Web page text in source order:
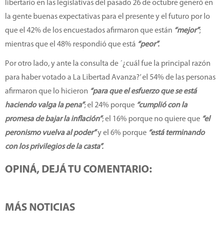
libertario en las legislativas del pasado 26 de octubre generó en
la gente buenas expectativas para el presente y el futuro por lo
que el 42% de los encuestados afirmaron que están “mejor”;
mientras que el 48% respondió que está “peor”.
Por otro lado, y ante la consulta de ´¿cuál fue la principal razón
para haber votado a La Libertad Avanza?’ el 54% de las personas
afirmaron que lo hicieron “para que el esfuerzo que se está
haciendo valga la pena”; el 24% porque “cumplió con la
promesa de bajar la inflación”; el 16% porque no quiere que “el
peronismo vuelva al poder”y el 6% porque “está terminando
con los privilegios de la casta”.
OPINÁ, DEJÁ TU COMENTARIO:
MÁS NOTICIAS